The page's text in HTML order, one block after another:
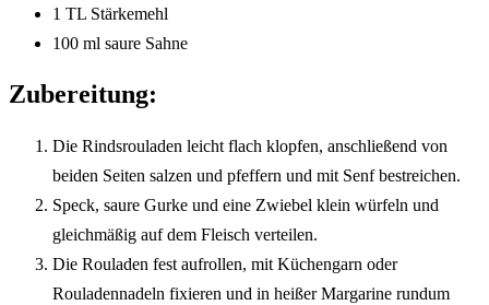
1 TL Stärkemehl
100 ml saure Sahne
Zubereitung:
Die Rindsrouladen leicht flach klopfen, anschließend von
beiden Seiten salzen und pfeffern und mit Senf bestreichen.
Speck, saure Gurke und eine Zwiebel klein würfeln und
gleichmäßig auf dem Fleisch verteilen.
Die Rouladen fest aufrollen, mit Küchengarn oder
Rouladennadeln fixieren und in heißer Margarine rundum